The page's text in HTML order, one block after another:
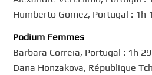
Humberto Gomez, Portugal : 1h
Podium Femmes
Barbara Correia, Portugal : 1h
Dana Honzakova, République